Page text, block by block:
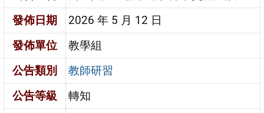
發佈日期
2026 年 5 月 12 日
發佈單位
教學組
公告類別
教師研習
公告等級
轉知